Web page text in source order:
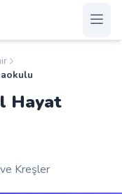
Hayat
Kreşler